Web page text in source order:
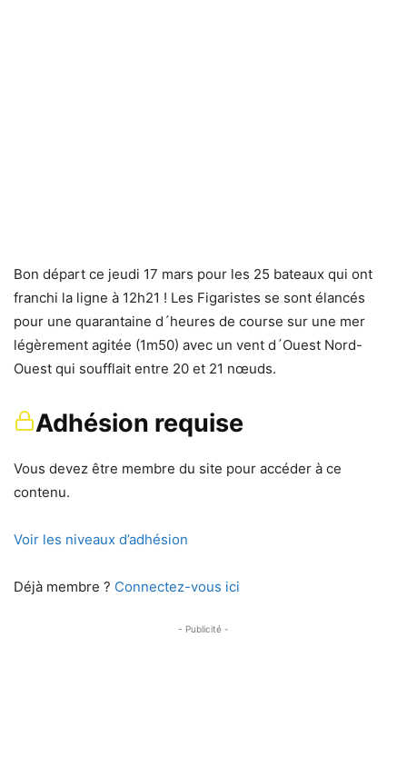
Bon départ ce jeudi 17 mars pour les 25 bateaux qui ont
franchi la ligne à 12h21 ! Les Figaristes se sont élancés
pour une quarantaine d´heures de course sur une mer
légèrement agitée (1m50) avec un vent d´Ouest Nord-
Ouest qui soufflait entre 20 et 21 nœuds.
Adhésion requise
Vous devez être membre du site pour accéder à ce
contenu.
Voir les niveaux d’adhésion
Déjà membre ? Connectez-vous ici
- Publicité -